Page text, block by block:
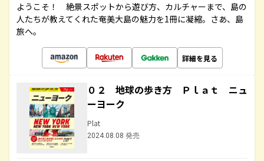
ようこそ！ 絶景スポットから遊び方、カルチャーまで、島の
人たちが教えてくれた奄美大島の魅力を1冊に凝縮。さあ、島
旅へ。
詳細を見る
０２ 地球の歩き方 Ｐｌａｔ ニュ
ーヨーク
Plat
2024.08.08 発売